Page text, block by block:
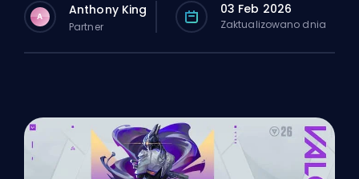
A Anthony King
Partner
03 Feb 2026
Zaktualizowano dnia